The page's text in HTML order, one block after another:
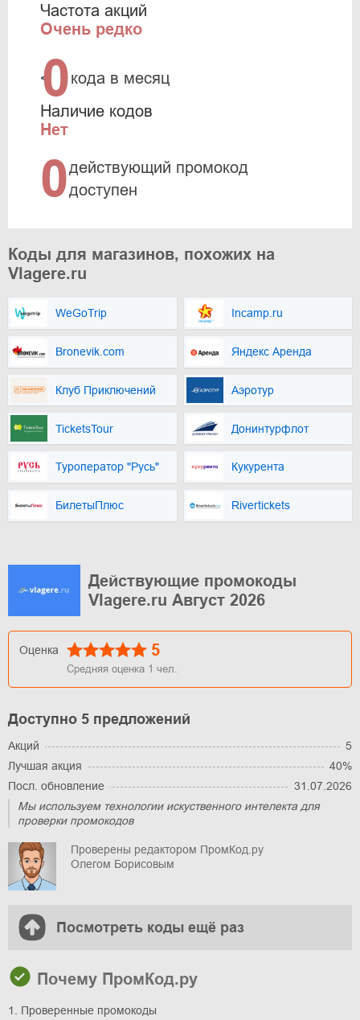
Частота акций
Очень редко
<0кода в месяц
Наличие кодов
Нет
0действующий промокод
доступен
Коды для магазинов, похожих на
Vlagere.ru
WeGoTrip Incamp.ru
Bronevik.com Яндекс Аренда
Клуб Приключений Аэротур
TicketsTour Донинтурфлот
Туроператор "Русь" Кукурента
БилетыПлюс Rivertickets
Действующие промокоды
Vlagere.ru Август 2026
Оценка 5
Средняя оценка 1 чел.
Доступно 5 предложений
Акций
5
Лучшая акция
40%
Посл. обновление
31.07.2026
Мы используем технологии искуственного интелекта для
проверки промокодов
Проверены редактором ПромКод.ру
Олегом Борисовым
Посмотреть коды ещё раз
Почему ПромКод.ру
1. Проверенные промокоды